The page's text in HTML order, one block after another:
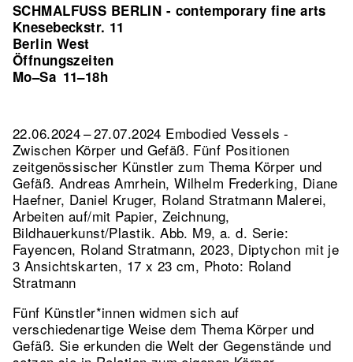
SCHMALFUSS BERLIN - contemporary fine arts
Knesebeckstr. 11
Berlin West
Öffnungszeiten
Mo–Sa 11–18h
22.06.2024 – 27.07.2024 Embodied Vessels -
Zwischen Körper und Gefäß. Fünf Positionen
zeitgenössischer Künstler zum Thema Körper und
Gefäß. Andreas Amrhein, Wilhelm Frederking, Diane
Haefner, Daniel Kruger, Roland Stratmann Malerei,
Arbeiten auf/mit Papier, Zeichnung,
Bildhauerkunst/Plastik.Abb. M9, a. d. Serie:
Fayencen, Roland Stratmann, 2023, Diptychon mit je
3 Ansichtskarten, 17 x 23 cm, Photo: Roland
Stratmann
Fünf Künstler*innen widmen sich auf
verschiedenartige Weise dem Thema Körper und
Gefäß. Sie erkunden die Welt der Gegenstände und